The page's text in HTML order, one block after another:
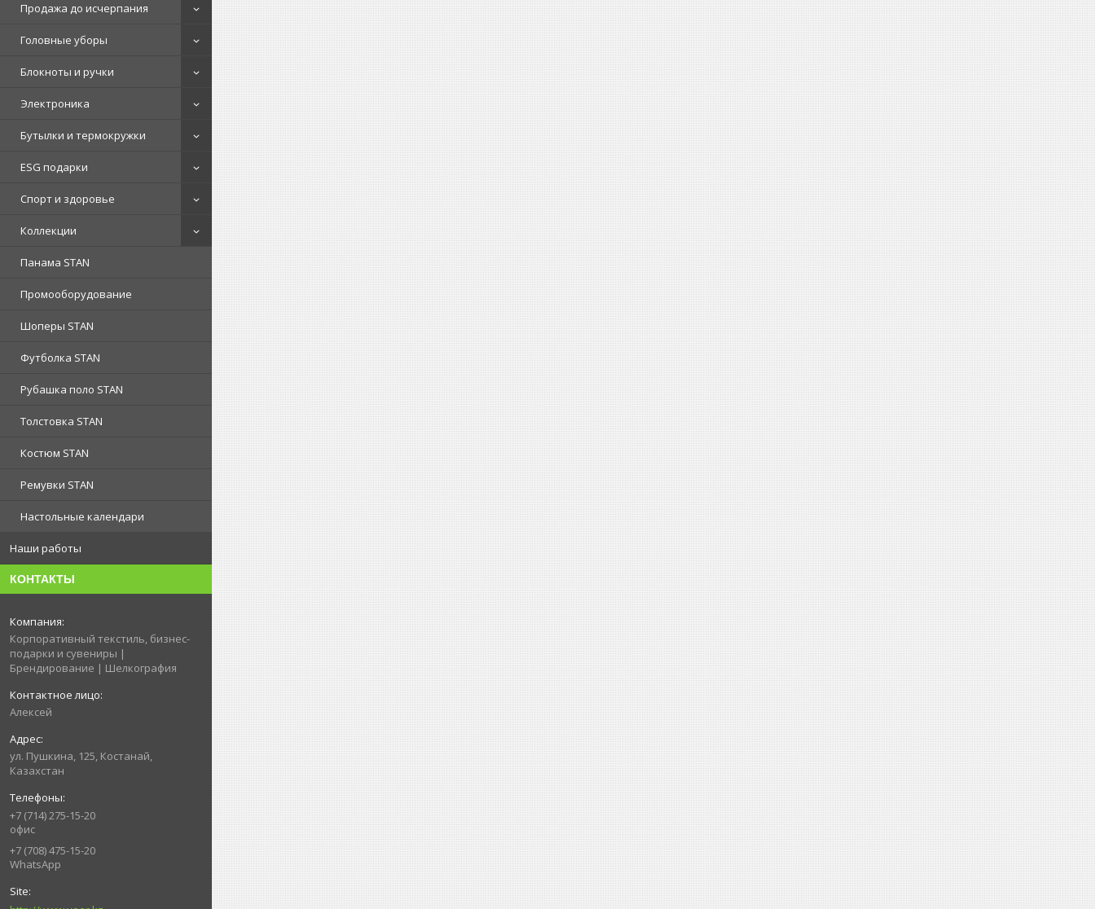
Продажа до исчерпания
Головные уборы
Блокноты и ручки
Электроника
Бутылки и термокружки
ESG подарки
Спорт и здоровье
Коллекции
Панама STAN
Промооборудование
Шоперы STAN
Футболка STAN
Рубашка поло STAN
Толстовка STAN
Костюм STAN
Ремувки STAN
Настольные календари
Наши работы
КОНТАКТЫ
Корпоративный текстиль, бизнес-
подарки и сувениры |
Брендирование | Шелкография
Алексей
ул. Пушкина, 125, Костанай,
Казахстан
+7 (714) 275-15-20
офис
+7 (708) 475-15-20
WhatsApp